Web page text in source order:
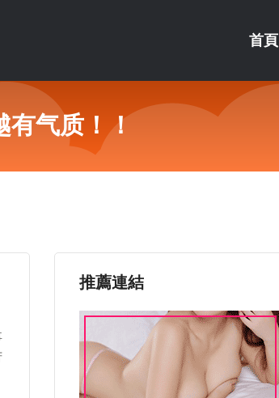
首頁
有气质！！
推薦連結